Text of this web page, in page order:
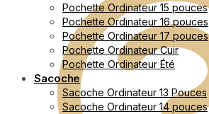
Pochette Ordinateur 15 pouces
Pochette Ordinateur 16 pouces
Pochette Ordinateur 17 pouces
Pochette Ordinateur Cuir
Pochette Ordinateur Été
Sacoche
Sacoche Ordinateur 13 Pouces
Sacoche Ordinateur 14 pouces